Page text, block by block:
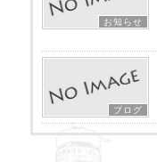
お知らせ
ブログ